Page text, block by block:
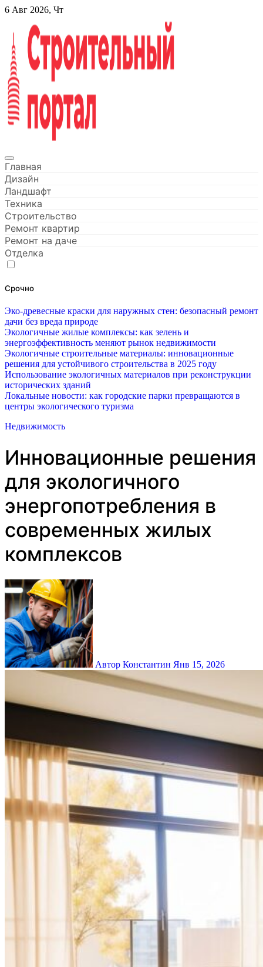
Перейти
содержанию
6 Авг 2026, Чт
Строительный портал
Главная
Дизайн
Ландшафт
Техника
Строительство
Ремонт квартир
Ремонт на даче
Отделка
Срочно
Эко-древесные краски для наружных стен: безопасный ремонт
дачи без вреда природе
Экологичные жилые комплексы: как зелень и
энергоэффективность меняют рынок недвижимости
Экологичные строительные материалы: инновационные
решения для устойчивого строительства в 2025 году
Использование экологичных материалов при реконструкции
исторических зданий
Локальные новости: как городские парки превращаются в
центры экологического туризма
Недвижимость
Инновационные решения
для экологичного
энергопотребления в
современных жилых
комплексов
Автор Константин Янв 15, 2026